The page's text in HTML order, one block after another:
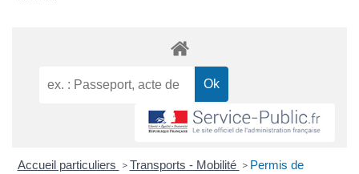
Accueil particuliers > Transports - Mobilité > Permis de